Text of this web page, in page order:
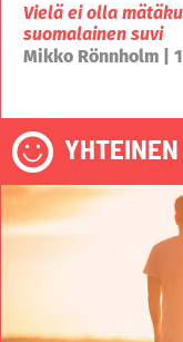
Vielä ei olla
suomalainen suvi
Mikko Rönnholm |